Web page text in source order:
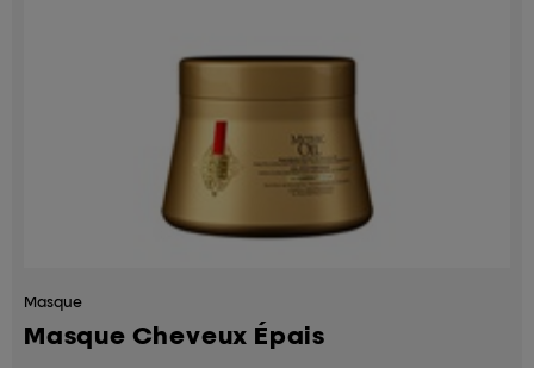
Masque
Masque Cheveux Épais